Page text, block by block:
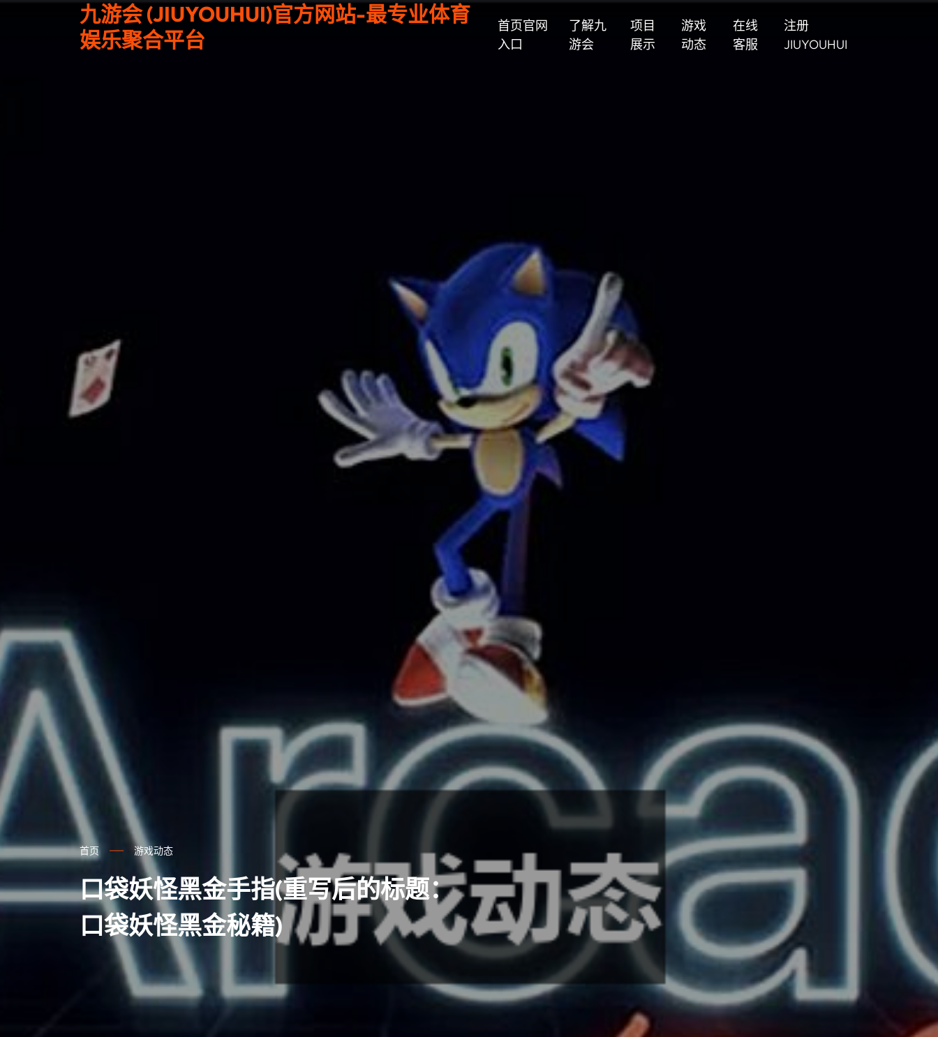
九游会 (JIUYOUHUI)官方网站-最专业体育
娱乐聚合平台
首页官网
入口
了解九
游会
项目
展示
游戏
动态
在线
客服
注册
JIUYOUHUI
首页 游戏动态
口袋妖怪黑金手指(重写后的标题：
口袋妖怪黑金秘籍)